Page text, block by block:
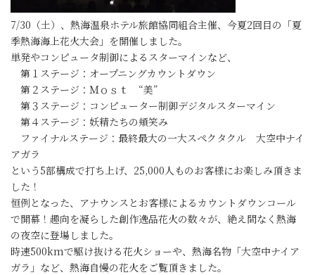
7/30（土）、熱海温泉ホテル旅館協同組合主催、今夏2回目の「夏
季熱海海上花火大会」を開催しました。
単発やコンピュータ制御によるスターマインなど、
第１ステージ：オープニングカウントダウン
第２ステージ：Ｍｏｓｔ “美”
第３ステージ：コンピューター制御デジタルスターマイン
第４ステージ：妖精たちの頬笑み
ファイナルステージ：最終最大の一大スペクタクル 大空中ナイ
アガラ
という5部構成で打ち上げ、25,000人ものお客様にお楽しみ頂きま
した！
恒例となった、アナウンスとお客様によるカウントダウンコール
で開幕！趣向を凝らした創作逸品花火の数々が、絶え間なく熱海
の夜空に登場しました。
時速500kmで駆け抜ける花火ショーや、熱海名物「大空中ナイア
ガラ」など、熱海自慢の花火をご覧頂きました。